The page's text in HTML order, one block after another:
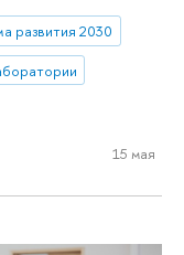
развития 2030
15 мая